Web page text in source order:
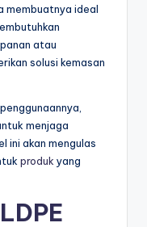
membuatnya ideal
atau
solusi kemasan
menjaga
ini akan mengulas
produk yang